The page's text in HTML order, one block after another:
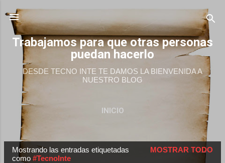
Trabajamos para que otras personas
puedan hacerlo
DESDE TECNO INTE TE DAMOS LA BIENVENIDA A
NUESTRO BLOG
INICIO
Mostrando las entradas etiquetadas
como #TecnoInte
MOSTRAR TODO